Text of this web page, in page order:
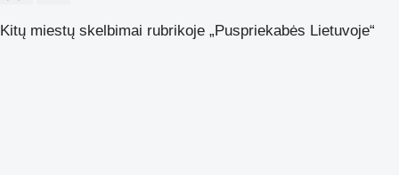
Kitų miestų skelbimai rubrikoje „Puspriekabės Lietuvoje“